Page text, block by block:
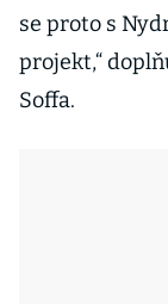
se proto s
projekt,“
Soffa.